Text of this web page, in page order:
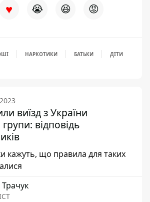
♥ 😭 😆 😡
НАРКОТИКИ БАТЬКИ ДІТИ
виїзд з України
відповідь
кажуть, що правила для таких